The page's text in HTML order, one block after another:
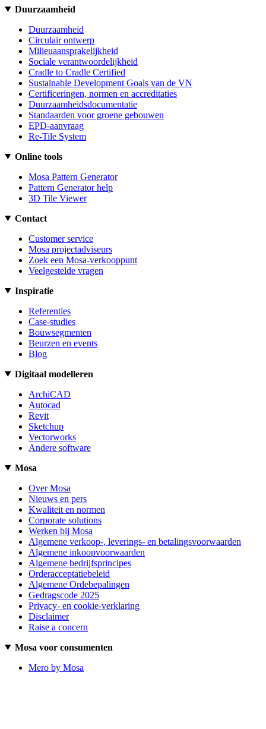
Duurzaamheid
Duurzaamheid
Circulair ontwerp
Milieuaansprakelijkheid
Sociale verantwoordelijkheid
Cradle to Cradle Certified
Sustainable Development Goals van de VN
Certificeringen, normen en accreditaties
Duurzaamheidsdocumentatie
Standaarden voor groene gebouwen
EPD-aanvraag
Re-Tile System
Online tools
Mosa Pattern Generator
Pattern Generator help
3D Tile Viewer
Contact
Customer service
Mosa projectadviseurs
Zoek een Mosa-verkooppunt
Veelgestelde vragen
Inspiratie
Referenties
Case-studies
Bouwsegmenten
Beurzen en events
Blog
Digitaal modelleren
ArchiCAD
Autocad
Revit
Sketchup
Vectorworks
Andere software
Mosa
Over Mosa
Nieuws en pers
Kwaliteit en normen
Corporate solutions
Werken bij Mosa
Algemene verkoop-, leverings- en betalingsvoorwaarden
Algemene inkoopvoorwaarden
Algemene bedrijfsprincipes
Orderacceptatiebeleid
Algemene Ordebepalingen
Gedragscode 2025
Privacy- en cookie-verklaring
Disclaimer
Raise a concern
Mosa voor consumenten
Mero by Mosa